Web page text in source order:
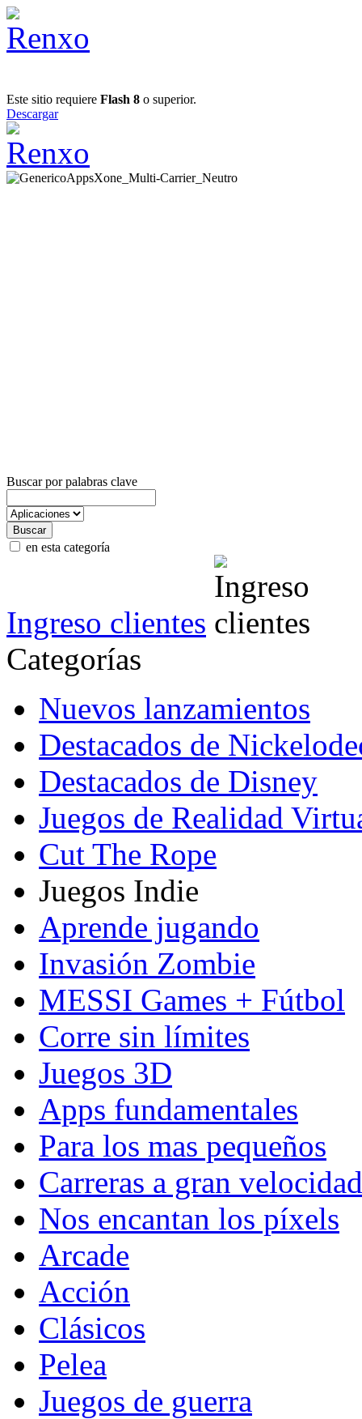
Este sitio requiere Flash 8 o superior.
Descargar
Buscar por palabras clave
en esta categoría
Ingreso clientes
Categorías
Nuevos lanzamientos
Destacados de
Destacados de Disney
Juegos de Realidad
Cut The Rope
Juegos Indie
Aprende jugando
Invasión Zombie
MESSI Games + Fútbol
Corre sin límites
Juegos 3D
Apps fundamentales
Para los mas pequeños
Carreras a gran velocidad
Nos encantan los píxels
Arcade
Acción
Clásicos
Pelea
Juegos de guerra